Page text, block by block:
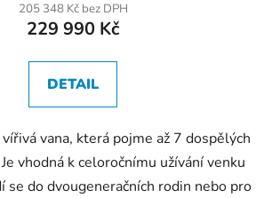
205 348 Kč bez DPH
229 990 Kč
DETAIL
vana, která pojme až 7 dospělých
vhodná k celoročnímu užívání venku
se do dvougeneračních rodin nebo pro